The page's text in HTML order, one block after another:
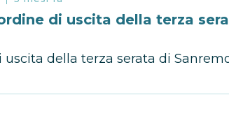
di uscita della terza
della terza serata di